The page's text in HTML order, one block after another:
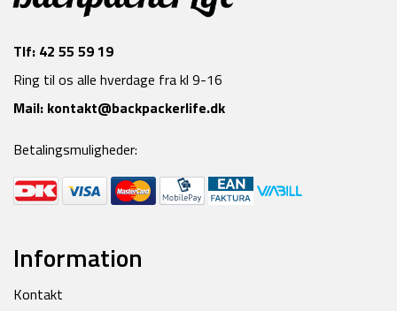
Tlf: 42 55 59 19
Ring til os alle hverdage fra kl 9-16
Mail: kontakt@backpackerlife.dk
Betalingsmuligheder:
Information
Kontakt